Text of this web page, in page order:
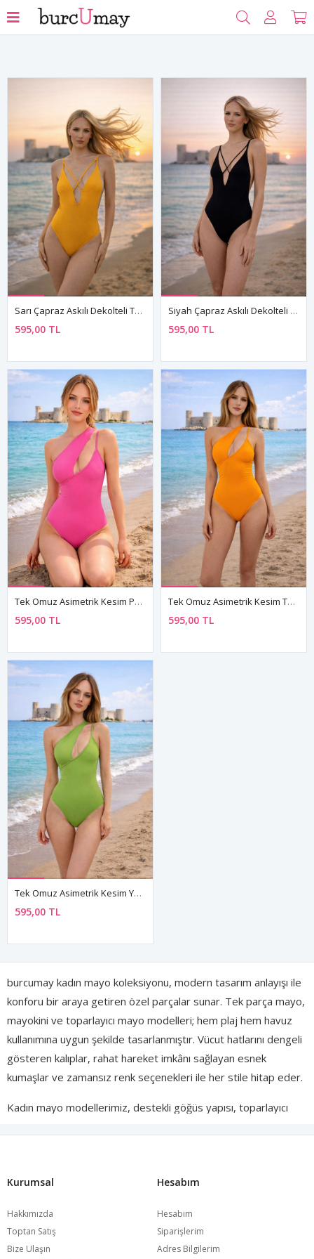
Filtrele
Sarı Çapraz Askılı Dekolteli Tek Parça Mayo
595,00 TL
Siyah Çapraz Askılı Dekolteli Tek Parça Mayo
595,00 TL
Tek Omuz Asimetrik Kesim Pembe Dekolteli Kadın Mayo
595,00 TL
Tek Omuz Asimetrik Kesim Turuncu Dekolteli Kadın Mayo
595,00 TL
Tek Omuz Asimetrik Kesim Yeşil Dekolteli Kadın Mayo
595,00 TL
burcumay kadın mayo koleksiyonu, modern tasarım anlayışı ile
konforu bir araya getiren özel parçalar sunar. Tek parça mayo,
mayokini ve toparlayıcı mayo modelleri; hem plaj hem havuz
kullanımına uygun şekilde tasarlanmıştır. Vücut hatlarını dengeli
gösteren kalıplar, rahat hareket imkânı sağlayan esnek
kumaşlar ve zamansız renk seçenekleri ile her stile hitap eder.
Kadın mayo modellerimiz, destekli göğüs yapısı, toparlayıcı
günlük tatil kullanımına hem de özel tatil kombinlerine uyum
burcumay koleksiyonunda yer alan mayolar; kaliteli kumaş
yapısı sayesinde uzun süreli kullanım sunar. Suya ve güneşe
Kurumsal
Hakkımızda
Toptan Satış
Bize Ulaşın
Hesabım
Hesabım
Siparişlerim
Adres Bilgilerim